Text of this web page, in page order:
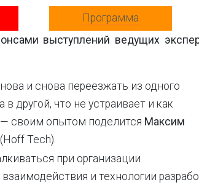
Программа
выступлений ведущих
и снова переезжать из одного
другой, что не устраивает и как
своим опытом поделится Максим
(Hoff Tech).
при организации
и технологии